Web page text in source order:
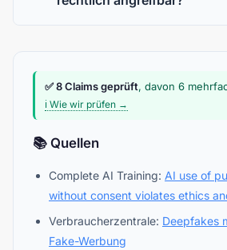
✅ 8 Claims geprüft, davon 6
ℹ️ Wie wir prüfen →
📚 Quellen
Complete AI Training: AI use of
without consent violates ethics
Verbraucherzentrale: Deepfakes
Fake-Werbung